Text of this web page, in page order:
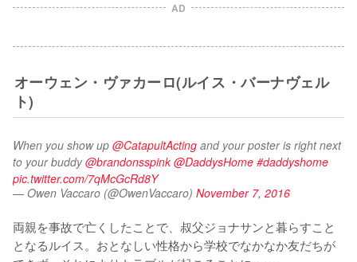
AD
オーウェン・ヴァカーロ(ルイス・バーナヴェル
ト)
When you show up @CatapultActing and your poster is right next
to your buddy @brandonsspink @DaddysHome #daddyshome
pic.twitter.com/7qMcGcRd8Y
— Owen Vaccaro (@OwenVaccaro) November 7, 2016
両親を事故で亡くしたことで、叔父ジョナサンと暮らすこと
となるルイス。おとなしい性格から学校でなかなか友だちが